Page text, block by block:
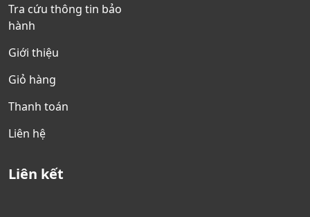
Tra cứu thông tin bảo
hành
Giới thiệu
Giỏ hàng
Thanh toán
Liên hệ
Liên kết